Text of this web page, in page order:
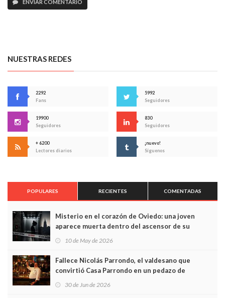
ENVIAR COMENTARIO
NUESTRAS REDES
2292
Fans
5992
Seguidores
19900
Seguidores
830
Seguidores
+ 6200
Lectores diarios
¡nuevo!
Síguenos
POPULARES RECIENTES COMENTADAS
Misterio en el corazón de Oviedo: una joven
aparece muerta dentro del ascensor de su
edificio y las cámaras captan sus últimos minutos
10 de May de 2026
Fallece Nicolás Parrondo, el valdesano que
convirtió Casa Parrondo en un pedazo de
Asturias en Madrid
30 de Jun de 2026